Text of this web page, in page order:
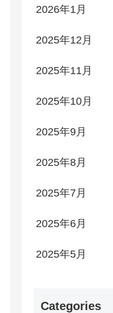
2026年1月
2025年12月
2025年11月
2025年10月
2025年9月
2025年8月
2025年7月
2025年6月
2025年5月
Categories